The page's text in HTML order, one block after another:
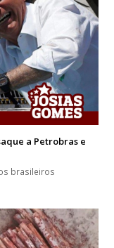
a Petrobras e
brasileiros